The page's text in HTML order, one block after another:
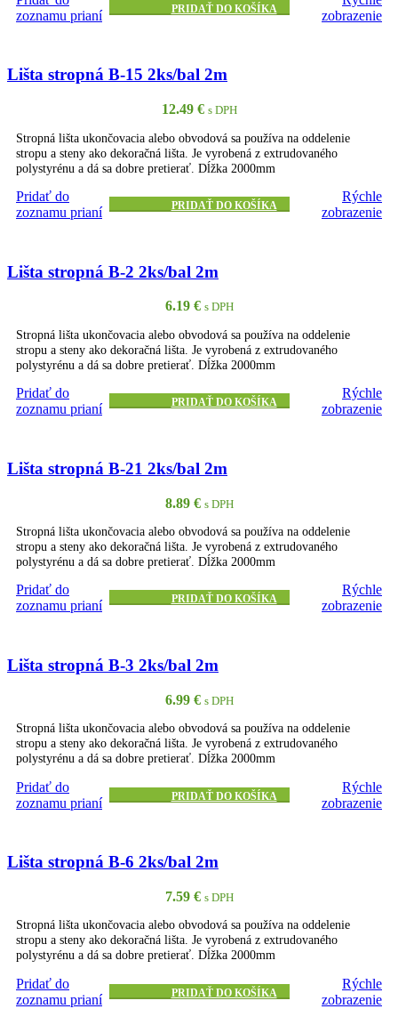
zoznamu prianí
PRIDAŤ DO KOŠÍKA
zobrazenie
Lišta stropná B-15 2ks/bal 2m
12.49 € s DPH
Stropná lišta ukončovacia alebo obvodová sa používa na oddelenie
stropu a steny ako dekoračná lišta. Je vyrobená z extrudovaného
polystyrénu a dá sa dobre pretierať. Dĺžka 2000mm
Pridať do
zoznamu prianí
PRIDAŤ DO KOŠÍKA
Rýchle
zobrazenie
Lišta stropná B-2 2ks/bal 2m
6.19 € s DPH
Stropná lišta ukončovacia alebo obvodová sa používa na oddelenie
stropu a steny ako dekoračná lišta. Je vyrobená z extrudovaného
polystyrénu a dá sa dobre pretierať. Dĺžka 2000mm
Pridať do
zoznamu prianí
PRIDAŤ DO KOŠÍKA
Rýchle
zobrazenie
Lišta stropná B-21 2ks/bal 2m
8.89 € s DPH
Stropná lišta ukončovacia alebo obvodová sa používa na oddelenie
stropu a steny ako dekoračná lišta. Je vyrobená z extrudovaného
polystyrénu a dá sa dobre pretierať. Dĺžka 2000mm
Pridať do
zoznamu prianí
PRIDAŤ DO KOŠÍKA
Rýchle
zobrazenie
Lišta stropná B-3 2ks/bal 2m
6.99 € s DPH
Stropná lišta ukončovacia alebo obvodová sa používa na oddelenie
stropu a steny ako dekoračná lišta. Je vyrobená z extrudovaného
polystyrénu a dá sa dobre pretierať. Dĺžka 2000mm
Pridať do
zoznamu prianí
PRIDAŤ DO KOŠÍKA
Rýchle
zobrazenie
Lišta stropná B-6 2ks/bal 2m
7.59 € s DPH
Stropná lišta ukončovacia alebo obvodová sa používa na oddelenie
stropu a steny ako dekoračná lišta. Je vyrobená z extrudovaného
polystyrénu a dá sa dobre pretierať. Dĺžka 2000mm
Pridať do
zoznamu prianí
PRIDAŤ DO KOŠÍKA
Rýchle
zobrazenie